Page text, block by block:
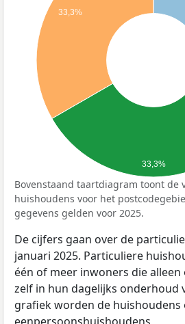
33,3%
33,3%
Bovenstaand taartdiagram toont de
huishoudens voor het
gegevens gelden voor 2025.
De cijfers gaan over de
januari 2025. Particuliere
één of meer inwoners die
zelf in hun dagelijks onderhoud
grafiek worden de huishoudens